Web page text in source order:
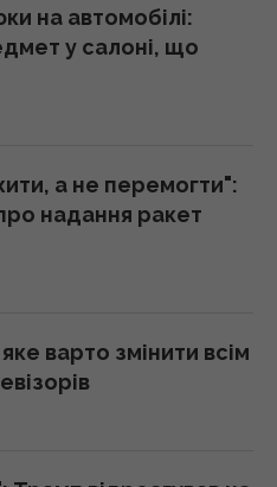
на автомобілі:
у салоні, що
а не перемогти":
надання ракет
варто змінити всім